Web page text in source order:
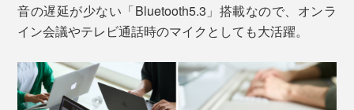
音の遅延が少ない「Bluetooth5.3」搭載なので、オンラ
イン会議やテレビ通話時のマイクとしても大活躍。